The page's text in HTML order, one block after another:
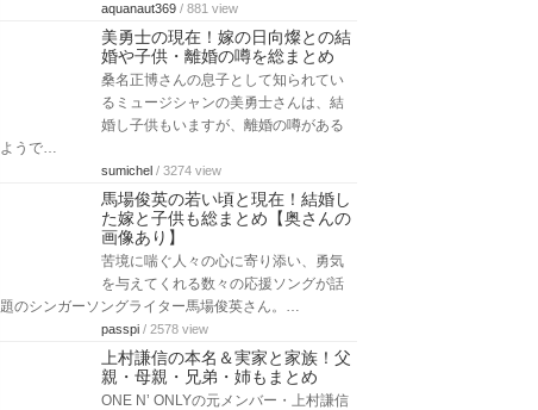
aquanaut369 / 881 view
美勇士の現在！嫁の日向燦との結
婚や子供・離婚の噂を総まとめ
桑名正博さんの息子として知られてい
るミュージシャンの美勇士さんは、結
婚し子供もいますが、離婚の噂がある
ようで…
sumichel / 3274 view
馬場俊英の若い頃と現在！結婚し
た嫁と子供も総まとめ【奥さんの
画像あり】
苦境に喘ぐ人々の心に寄り添い、勇気
を与えてくれる数々の応援ソングが話
題のシンガーソングライター馬場俊英さん。…
passpi / 2578 view
上村謙信の本名＆実家と家族！父
親・母親・兄弟・姉もまとめ
ONE N’ ONLYの元メンバー・上村謙信